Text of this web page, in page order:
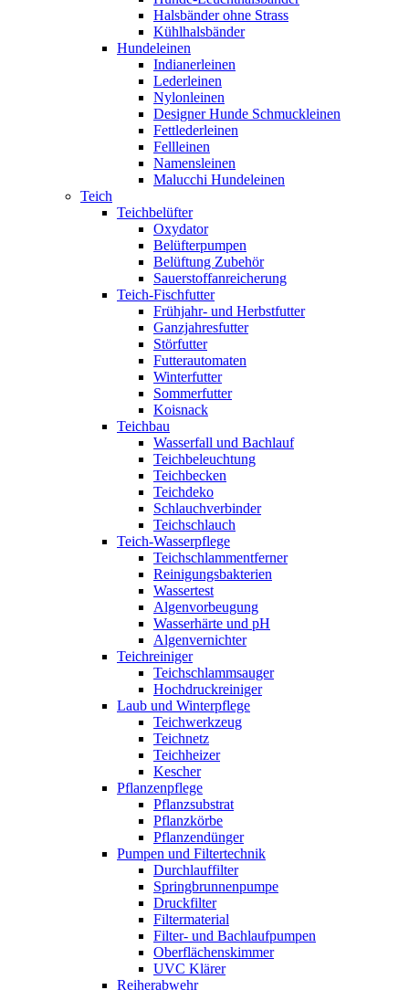
Halsbänder ohne Strass
Kühlhalsbänder
Hundeleinen
Indianerleinen
Lederleinen
Nylonleinen
Designer Hunde Schmuckleinen
Fettlederleinen
Fellleinen
Namensleinen
Malucchi Hundeleinen
Teich
Teichbelüfter
Oxydator
Belüfterpumpen
Belüftung Zubehör
Sauerstoffanreicherung
Teich-Fischfutter
Frühjahr- und Herbstfutter
Ganzjahresfutter
Störfutter
Futterautomaten
Winterfutter
Sommerfutter
Koisnack
Teichbau
Wasserfall und Bachlauf
Teichbeleuchtung
Teichbecken
Teichdeko
Schlauchverbinder
Teichschlauch
Teich-Wasserpflege
Teichschlammentferner
Reinigungsbakterien
Wassertest
Algenvorbeugung
Wasserhärte und pH
Algenvernichter
Teichreiniger
Teichschlammsauger
Hochdruckreiniger
Laub und Winterpflege
Teichwerkzeug
Teichnetz
Teichheizer
Kescher
Pflanzenpflege
Pflanzsubstrat
Pflanzkörbe
Pflanzendünger
Pumpen und Filtertechnik
Durchlauffilter
Springbrunnenpumpe
Druckfilter
Filtermaterial
Filter- und Bachlaufpumpen
Oberflächenskimmer
UVC Klärer
Reiherabwehr